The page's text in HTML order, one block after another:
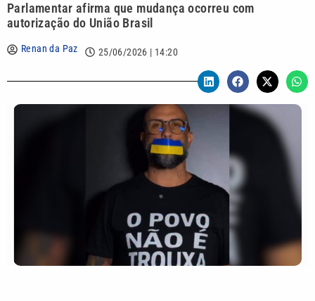
Parlamentar afirma que mudança ocorreu com
autorização do União Brasil
Renan da Paz 25/06/2026 | 14:20